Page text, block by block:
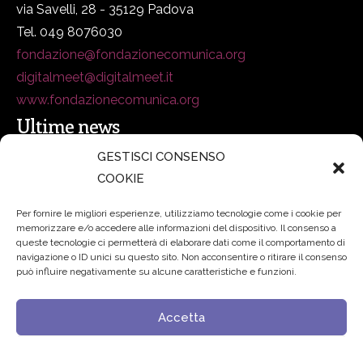
GESTISCI CONSENSO
COOKIE
Per fornire le migliori esperienze, utilizziamo tecnologie come i cookie per
memorizzare e/o accedere alle informazioni del dispositivo. Il consenso a
queste tecnologie ci permetterà di elaborare dati come il comportamento di
navigazione o ID unici su questo sito. Non acconsentire o ritirare il consenso
può influire negativamente su alcune caratteristiche e funzioni.
Accetta
via Savelli, 28 - 35129 Padova
Tel. 049 8076030
fondazione@fondazionecomunica.org
digitalmeet@digitalmeet.it
www.fondazionecomunica.org
Ultime news
secsolutionforum 2026: è Bologna la nuova capitale
Padre Benanti: «Intelligenza artificiale? Contro i nuovi
algoritmi del potere serve una governance condivisa»
Edvance – Digital Education Hub Higher Education